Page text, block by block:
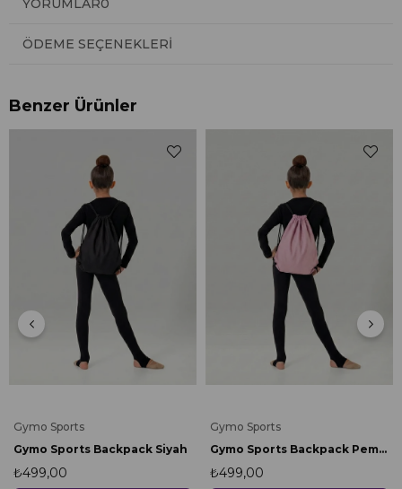
YORUMLAR0
ÖDEME SEÇENEKLERI
Benzer Ürünler
Gymo Sports
Gymo Sports Backpack Siyah
₺499,00
Gymo Sports
Gymo Sports Backpack Pembe
₺499,00